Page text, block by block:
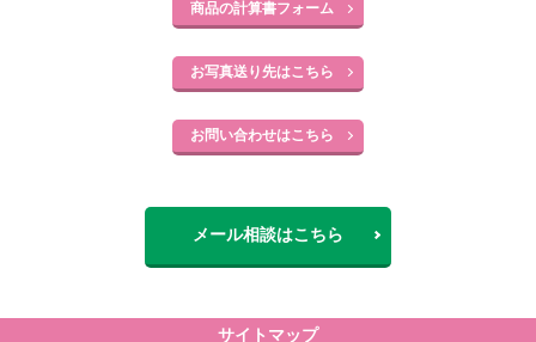
商品の計算書フォーム
お写真送り先はこちら
お問い合わせはこちら
メール相談はこちら
サイトマップ